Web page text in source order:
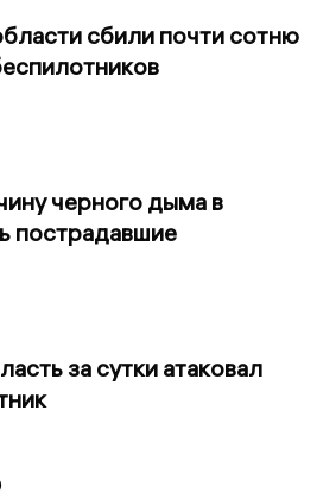
сбили почти сотню
черного дыма в
пострадавшие
за сутки атаковал